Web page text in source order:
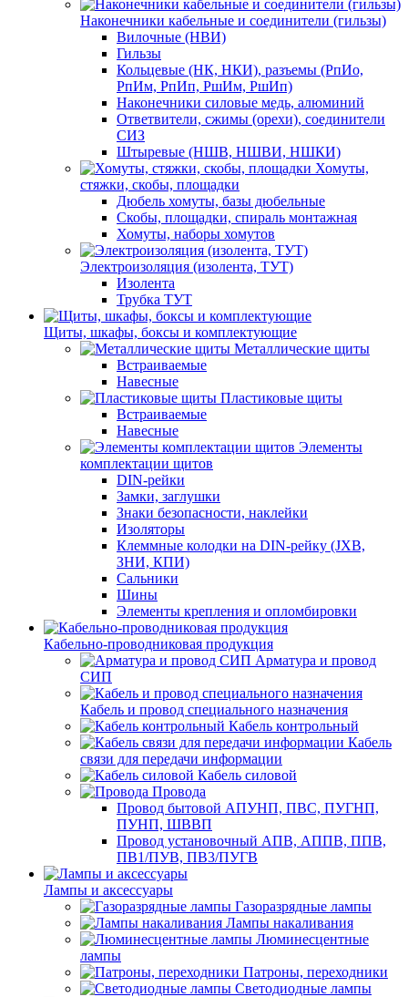
Наконечники кабельные и соединители (гильзы)
Вилочные (НВИ)
Гильзы
Кольцевые (НК, НКИ), разъемы (РпИо,
РпИм, РпИп, РшИм, РшИп)
Наконечники силовые медь, алюминий
Ответвители, сжимы (орехи), соединители
СИЗ
Штыревые (НШВ, НШВИ, НШКИ)
Хомуты,
стяжки, скобы, площадки
Дюбель хомуты, базы дюбельные
Скобы, площадки, спираль монтажная
Хомуты, наборы хомутов
Электроизоляция (изолента, ТУТ)
Изолента
Трубка ТУТ
Щиты, шкафы, боксы и комплектующие
Металлические щиты
Встраиваемые
Навесные
Пластиковые щиты
Встраиваемые
Навесные
Элементы
комплектации щитов
DIN-рейки
Замки, заглушки
Знаки безопасности, наклейки
Изоляторы
Клеммные колодки на DIN-рейку (JXB,
ЗНИ, КПИ)
Сальники
Шины
Элементы крепления и опломбировки
Кабельно-проводниковая продукция
Арматура и провод
СИП
Кабель и провод специального назначения
Кабель контрольный
Кабель
связи для передачи информации
Кабель силовой
Провода
Провод бытовой АПУНП, ПВС, ПУГНП,
ПУНП, ШВВП
Провод установочный АПВ, АППВ, ППВ,
ПВ1/ПУВ, ПВ3/ПУГВ
Лампы и аксессуары
Газоразрядные лампы
Лампы накаливания
Люминесцентные
лампы
Патроны, переходники
Светодиодные лампы